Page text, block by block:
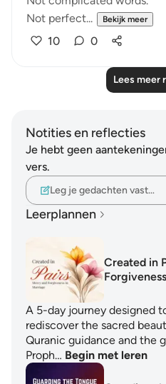
Not perfect...
Bekijk meer
10 0
Lees meer
Notities en reflecties
Je hebt geen
vers.
Leg je gedachten vast…
Leerplannen
Created in
A 5-day journey designed
rediscover the sacred
Quranic guidance and the
Proph… Begin met leren